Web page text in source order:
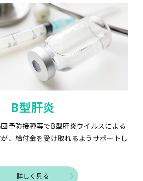
B型肝炎
予防接種等でB型肝炎ウイルスによる
、給付金を受け取れるようサポートし
詳しく見る